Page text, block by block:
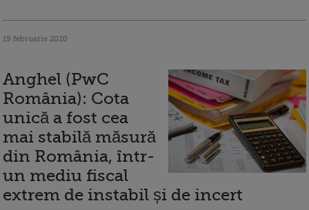
19 februarie 2020
Anghel (PwC
România): Cota
unică a fost cea
mai stabilă măsură
din România, într-
un mediu fiscal
extrem de instabil și de incert